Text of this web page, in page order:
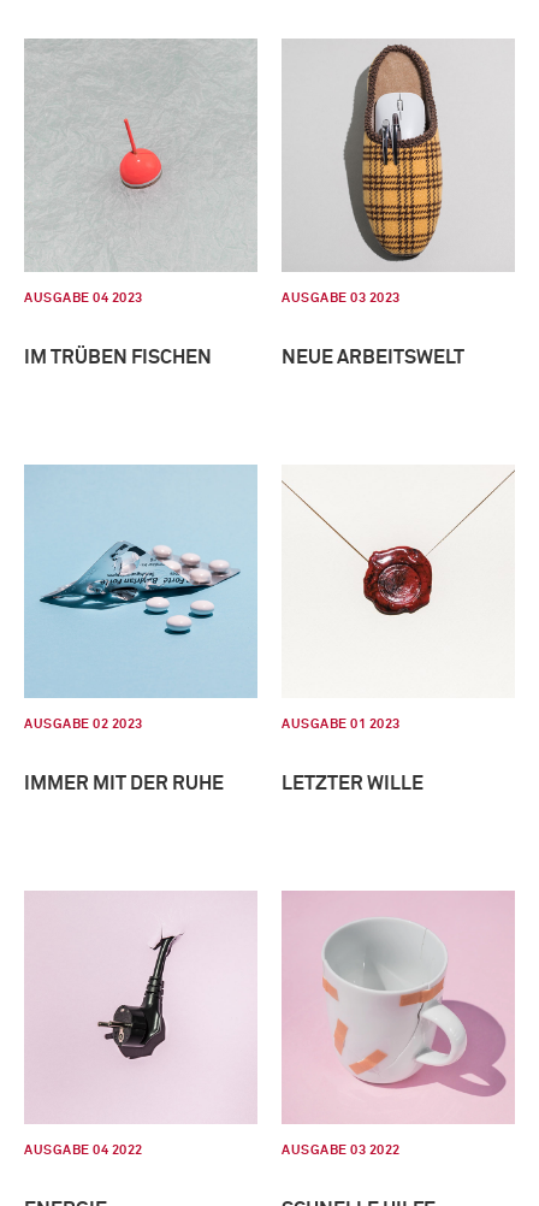
AUSGABE 04 2023
IM TRÜBEN FISCHEN
AUSGABE 03 2023
NEUE ARBEITSWELT
AUSGABE 02 2023
IMMER MIT DER RUHE
AUSGABE 01 2023
LETZTER WILLE
AUSGABE 04 2022 AUSGABE 03 2022